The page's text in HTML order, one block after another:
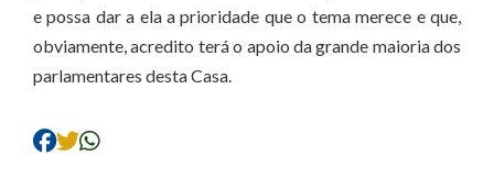
e possa dar a ela a prioridade que o tema merece e que,
obviamente, acredito terá o apoio da grande maioria dos
parlamentares desta Casa.